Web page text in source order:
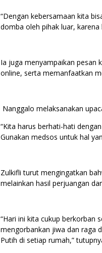
“Dengan kebersamaan kita
domba oleh pihak luar,
Ia juga menyampaikan pesan
online, serta memanfaatkan
Nanggalo melaksanakan
“Kita harus berhati-hati
Gunakan medsos untuk hal
Zulkifli turut mengingatkan
melainkan hasil perjuangan
“Hari ini kita cukup berkorban
mengorbankan jiwa dan raga
Putih di setiap rumah,”